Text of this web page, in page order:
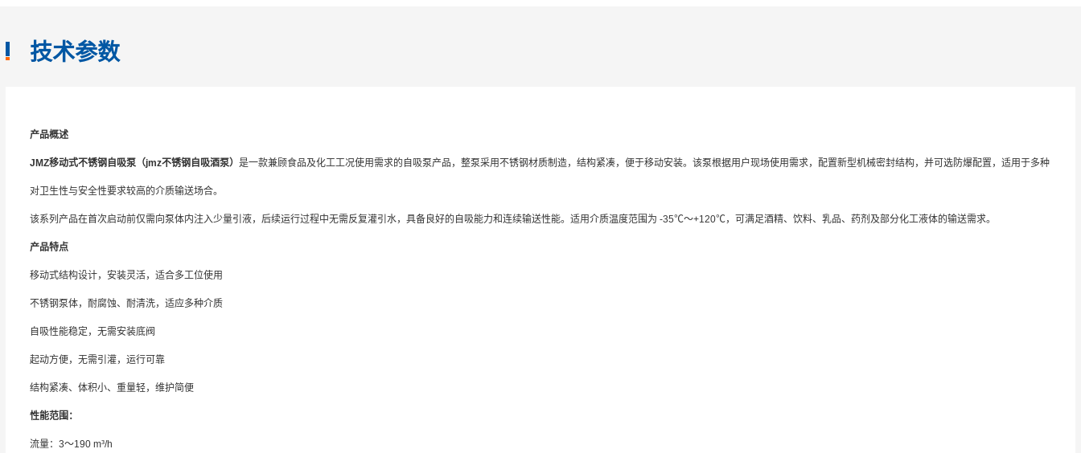
技术参数
产品概述
JMZ移动式不锈钢自吸泵（jmz不锈钢自吸酒泵） 是一款兼顾食品及化工工况使用需求的自吸泵产品，整泵采用不锈钢材质制造，结构紧凑，便于移动安装。该泵根据用户现场使用需求，配置新型机械密封结构，并可选防爆配置，适用于多种
对卫生性与安全性要求较高的介质输送场合。
该系列产品在首次启动前仅需向泵体内注入少量引液，后续运行过程中无需反复灌引水，具备良好的自吸能力和连续输送性能。适用介质温度范围为 -35℃～+120℃，可满足酒精、饮料、乳品、药剂及部分化工液体的输送需求。
产品特点
移动式结构设计，安装灵活，适合多工位使用
不锈钢泵体，耐腐蚀、耐清洗，适应多种介质
自吸性能稳定，无需安装底阀
起动方便，无需引灌，运行可靠
结构紧凑、体积小、重量轻，维护简便
性能范围：
流量：3～190 m³/h